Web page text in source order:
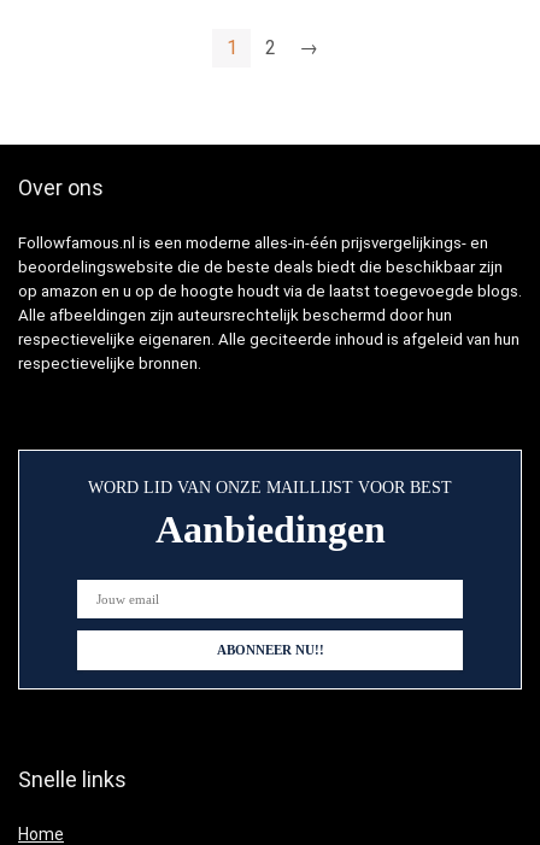
1 2 →
Over ons
Followfamous.nl is een moderne alles-in-één prijsvergelijkings- en
beoordelingswebsite die de beste deals biedt die beschikbaar zijn
op amazon en u op de hoogte houdt via de laatst toegevoegde blogs.
Alle afbeeldingen zijn auteursrechtelijk beschermd door hun
respectievelijke eigenaren. Alle geciteerde inhoud is afgeleid van hun
respectievelijke bronnen.
WORD LID VAN ONZE MAILLIJST VOOR BEST
Aanbiedingen
Snelle links
Home